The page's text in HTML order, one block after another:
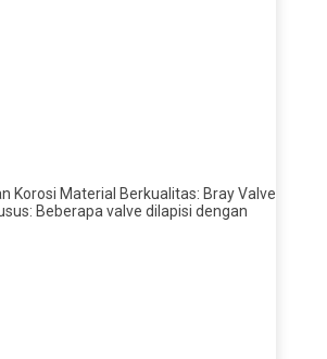
Korosi Material Berkualitas: Bray Valve
Beberapa valve dilapisi dengan